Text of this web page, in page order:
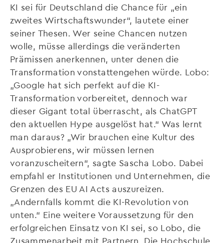
KI sei für Deutschland die Chance für „ein
zweites Wirtschaftswunder“, lautete einer
seiner Thesen. Wer seine Chancen nutzen
wolle, müsse allerdings die veränderten
Prämissen anerkennen, unter denen die
Transformation vonstattengehen würde. Lobo:
„Google hat sich perfekt auf die KI-
Transformation vorbereitet, dennoch war
dieser Gigant total überrascht, als ChatGPT
den aktuellen Hype ausgelöst hat.“ Was lernt
man daraus? „Wir brauchen eine Kultur des
Ausprobierens, wir müssen lernen
voranzuscheitern“, sagte Sascha Lobo. Dabei
empfahl er Institutionen und Unternehmen, die
Grenzen des EU AI Acts auszureizen.
„Andernfalls kommt die KI-Revolution von
unten.“ Eine weitere Voraussetzung für den
erfolgreichen Einsatz von KI sei, so Lobo, die
Zusammenarbeit mit Partnern. Die Hochschule